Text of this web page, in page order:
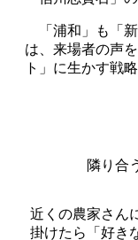
「浦和」も「
は、来場者の声
ト」に生かす戦
隣り合
近くの農家さん
掛けたら「好き